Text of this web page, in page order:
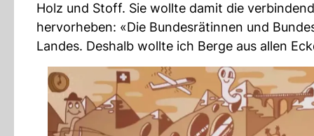
Holz und Stoff. Sie wollte damit die
hervorheben: «Die Bundesrätinnen und
Landes. Deshalb wollte ich Berge aus allen